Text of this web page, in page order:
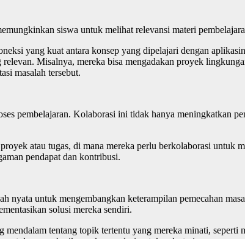
siswa untuk melihat relevansi materi
yang kuat antara konsep yang dipelajari dengan
Misalnya, mereka bisa mengadakan proyek
masalah tersebut.
pembelajaran. Kolaborasi ini tidak hanya meningkatkan
atau tugas, di mana mereka perlu berkolaborasi untuk
pendapat dan kontribusi.
nyata untuk mengembangkan keterampilan pemecahan
solusi mereka sendiri.
tentang topik tertentu yang mereka minati,